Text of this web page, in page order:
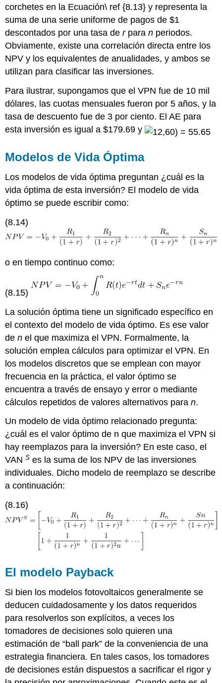
corchetes en la Ecuación\ ref {8.13} y representa la
suma de una serie uniforme de pagos de $1
descontados por una tasa derparan periodos.
Obviamente, existe una correlación directa entre los
NPV y los equivalentes de anualidades, y ambos se
utilizan para clasificar las inversiones.
Para ilustrar, supongamos que el VPN fue de 10 mil
dólares, las cuotas mensuales fueron por 5 años, y la
tasa de descuento fue de 3 por ciento. El AE para
esta inversión es igual a $179.69 y
Modelos de Vida Óptima
Los modelos de vida óptima preguntan ¿cuál es la
vida óptima de esta inversión? El modelo de vida
óptimo se puede escribir como:
(8.14)
o en tiempo continuo como:
(8.15)
La solución óptima tiene un significado específico en
el contexto del modelo de vida óptimo. Es ese valor
den el que maximiza el VPN. Formalmente, la
solución emplea cálculos para optimizar el VPN. En
los modelos discretos que se emplean con mayor
frecuencia en la práctica, el valor óptimo se
encuentra a través de ensayo y error o mediante
cálculos repetidos de valores alternativos paran.
Un modelo de vida óptimo relacionado pregunta:
¿cuál es el valor óptimo de n que maximiza el VPN si
hay reemplazos para la inversión? En este caso, el
VANS es la suma de los NPV de las inversiones
individuales. Dicho modelo de reemplazo se describe
a continuación:
(8.16)
El modelo Payback
Si bien los modelos fotovoltaicos generalmente se
deducen cuidadosamente y los datos requeridos
para resolverlos son explícitos, a veces los
tomadores de decisiones solo quieren una
estimación de “ball park” de la conveniencia de una
estrategia financiera. En tales casos, los tomadores
de decisiones están dispuestos a sacrificar el rigor y